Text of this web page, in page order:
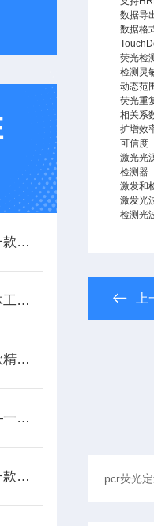
表面位移监测预警系统—一款提前发现地面沉降趋势的地质灾害监测预警系统
固定式边坡监测雷达的具体工作过程
大棚虫情监测系统——一款精准防控策略的田间虫情监测系统2024全+境+派+送
水位自动监测报警系统——一款筑牢汛期安全的水位自动测报系统2026+派+送
田间孢子捕捉分析仪——一款全自动孢子捕捉分析仪2025全+境+派+送
数据导
数据格
荧光检
检测灵
动态范
荧光重
相关系
扩增效
可信度
激光光
检测器
激发和
激发光
检测光